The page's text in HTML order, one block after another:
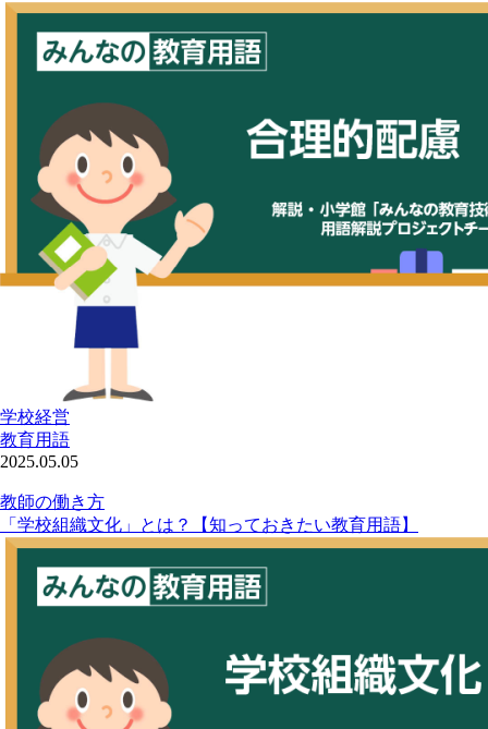
学校経営
教育用語
2025.05.05
教師の働き方
「学校組織文化」とは？【知っておきたい教育用語】